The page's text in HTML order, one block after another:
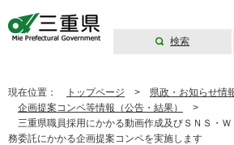
検索
現在位置： トップページ > 県政・お知らせ情
企画提案コンペ等情報（公告・結果）
>
三重県職員採用にかかる動画作成及びＳＮＳ・
務委託にかかる企画提案コンペを実施します